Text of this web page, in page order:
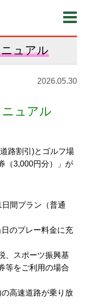
ュアル
2026.05.30
ュアル
路割引)とゴルフ場
（3,000円分）」が
間プラン（普通
のプレー料金に充
スポーツ振興基
等をご利用の場合
高速道路が乗り放